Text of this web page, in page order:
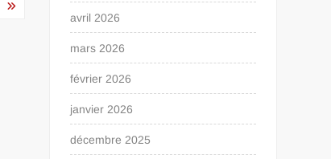
avril 2026
mars 2026
février 2026
janvier 2026
décembre 2025